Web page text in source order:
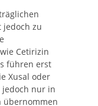
zu
Cetirizin
führen erst
Xusal oder
jedoch nur in
übernommen